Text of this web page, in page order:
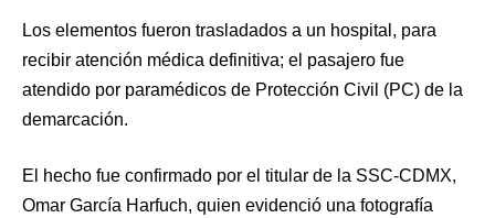
Los elementos fueron trasladados a un hospital, para
recibir atención médica definitiva; el pasajero fue
atendido por paramédicos de Protección Civil (PC) de la
demarcación.
El hecho fue confirmado por el titular de la SSC-CDMX,
Omar García Harfuch, quien evidenció una fotografía